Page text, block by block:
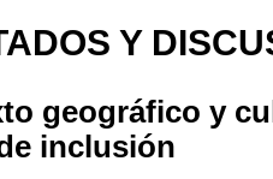
Y
geográfico y
inclusión